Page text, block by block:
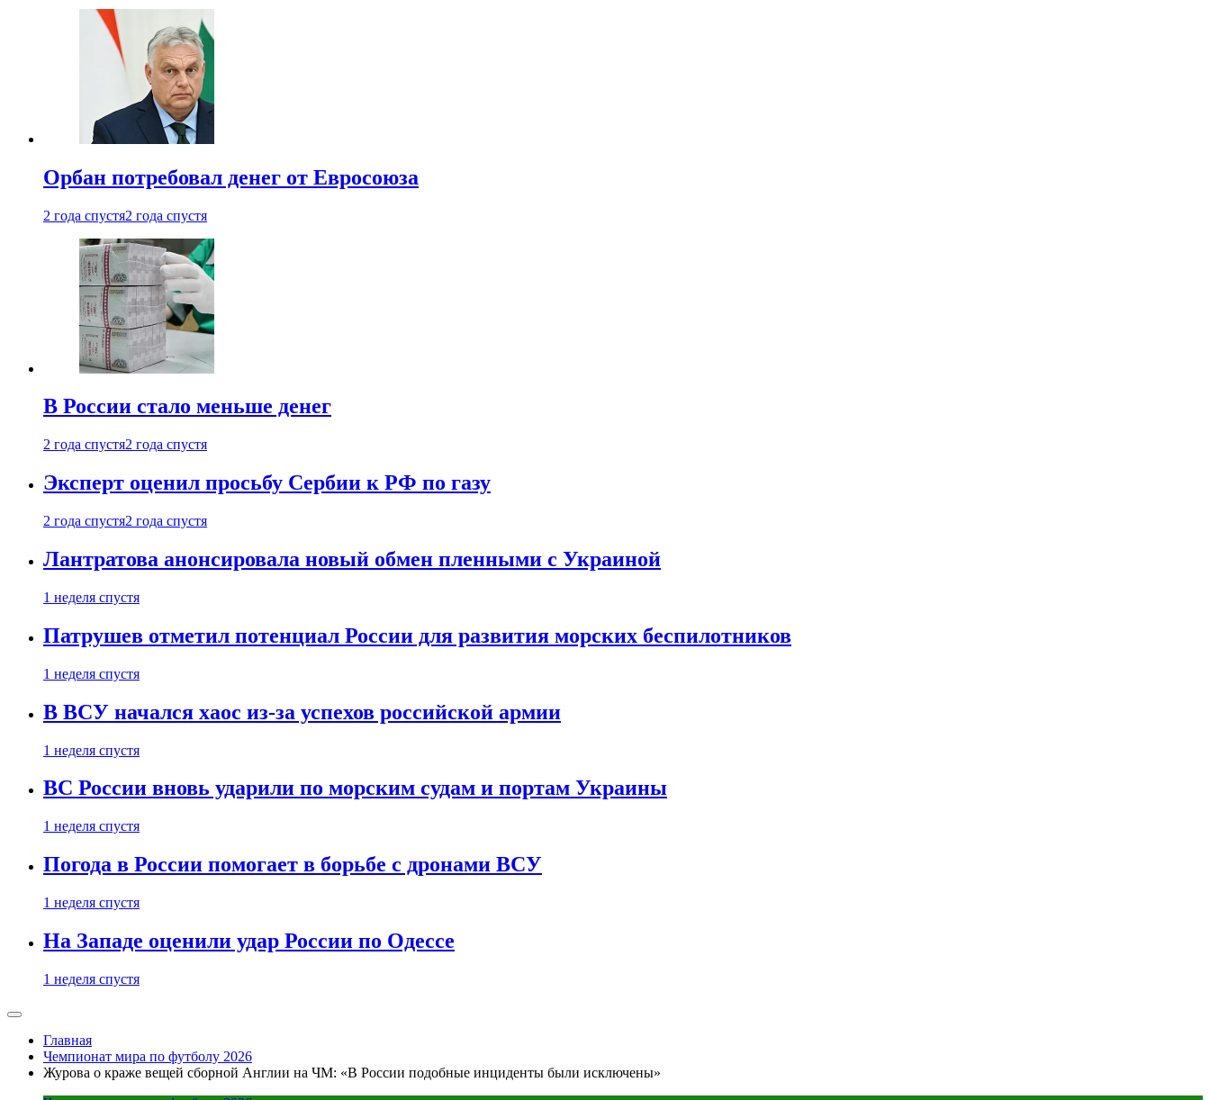
Орбан потребовал денег от Евросоюза
2 года спустя2 года спустя
В России стало меньше денег
2 года спустя2 года спустя
Эксперт оценил просьбу Сербии к РФ по газу
2 года спустя2 года спустя
Лантратова анонсировала новый обмен пленными с Украиной
1 неделя спустя
Патрушев отметил потенциал России для развития морских беспилотников
1 неделя спустя
В ВСУ начался хаос из-за успехов российской армии
1 неделя спустя
ВС России вновь ударили по морским судам и портам Украины
1 неделя спустя
Погода в России помогает в борьбе с дронами ВСУ
1 неделя спустя
На Западе оценили удар России по Одессе
1 неделя спустя
Главная
Чемпионат мира по футболу 2026
Журова о краже вещей сборной Англии на ЧМ: «В России подобные инциденты были исключены»